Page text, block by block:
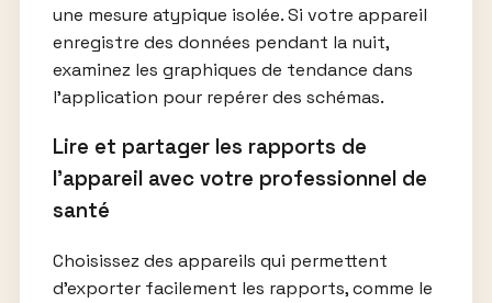
une mesure atypique isolée. Si votre appareil
enregistre des données pendant la nuit,
examinez les graphiques de tendance dans
l’application pour repérer des schémas.
Lire et partager les rapports de
l’appareil avec votre professionnel de
santé
Choisissez des appareils qui permettent
d’exporter facilement les rapports, comme le